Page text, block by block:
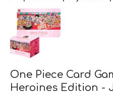
One Piece Card
Heroines Edition -